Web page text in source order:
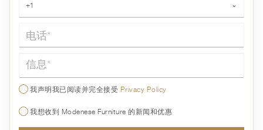
+1 ⌄
信息*
我声明我已阅读并完全接受 Privacy Policy
我想收到 Modenese Furniture 的新闻和优惠